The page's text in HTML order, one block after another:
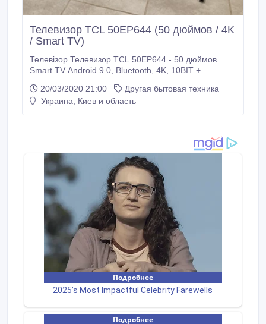
Телевизор TCL 50EP644 (50 дюймов / 4K
/ Smart TV)
Телевізор Телевизор TCL 50EP644 - 50 дюймов
Smart TV Android 9.0, Bluetooth, 4K, 10BIT +
Європейська якість - Українська ціна Телевізор
привезений з Німеччини (ЗБІРКА ПОЛЬША)
20/03/2020 21:00
Другая бытовая техника
Украина, Киев и область